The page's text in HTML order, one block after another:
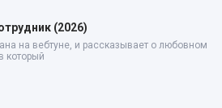
(2026)
на вебтуне, и рассказывает о любовном
который